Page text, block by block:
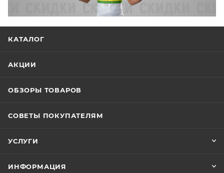
КАТАЛОГ
АКЦИИ
ОБЗОРЫ ТОВАРОВ
СОВЕТЫ ПОКУПАТЕЛЯМ
УСЛУГИ
ИНФОРМАЦИЯ